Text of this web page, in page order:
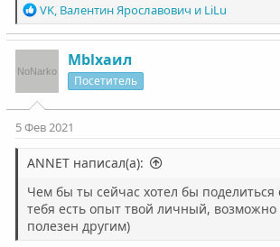
Р
е
а
ц
и
и
:
VK, Валентин Ярославович и LiLu
Мblxaил
Посетитель
5 Фев 2021
ANNET написал(а):
Чем бы ты сейчас хотел бы поделиться
тебя есть опыт твой личный, возможно
полезен другим)